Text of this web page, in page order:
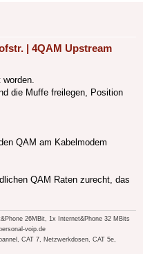
| 4QAM Upstream
die Muffe freilegen, Position
QAM am Kabelmodem
QAM Raten zurecht, das
26MBit, 1x Internet&Phone 32 MBits
voip.de
CAT 7, Netzwerkdosen, CAT 5e,